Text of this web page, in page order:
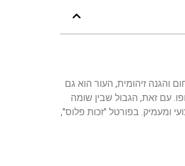
והגנה זיהומית, העור הוא גם
עם זאת, הגבול שבין שומה
ומעמיק. בפורטל "זכות פלוס",